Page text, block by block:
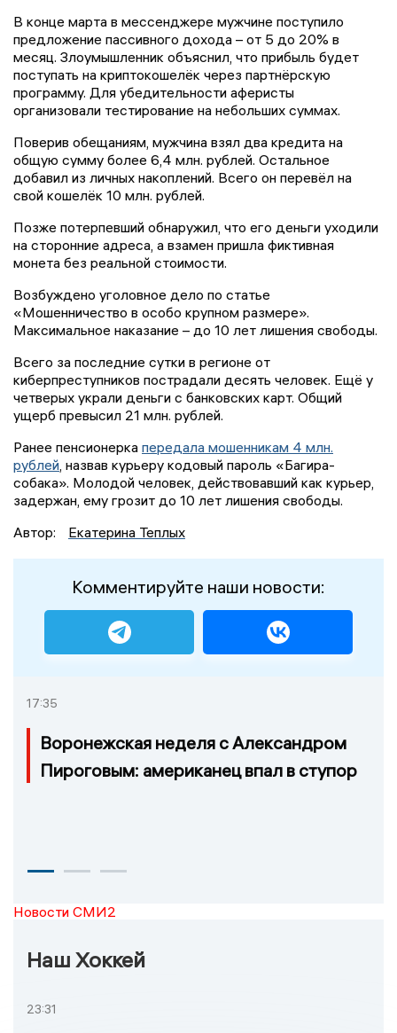
В конце марта в мессенджере мужчине поступило
предложение пассивного дохода – от 5 до 20% в
месяц. Злоумышленник объяснил, что прибыль будет
поступать на криптокошелёк через партнёрскую
программу. Для убедительности аферисты
организовали тестирование на небольших суммах.
Поверив обещаниям, мужчина взял два кредита на
общую сумму более 6,4 млн. рублей. Остальное
добавил из личных накоплений. Всего он перевёл на
свой кошелёк 10 млн. рублей.
Позже потерпевший обнаружил, что его деньги уходили
на сторонние адреса, а взамен пришла фиктивная
монета без реальной стоимости.
Возбуждено уголовное дело по статье
«Мошенничество в особо крупном размере».
Максимальное наказание – до 10 лет лишения свободы.
Всего за последние сутки в регионе от
киберпреступников пострадали десять человек. Ещё у
четверых украли деньги с банковских карт. Общий
ущерб превысил 21 млн. рублей.
Ранее пенсионерка передала мошенникам 4 млн.
рублей, назвав курьеру кодовый пароль «Багира-
собака». Молодой человек, действовавший как курьер,
задержан, ему грозит до 10 лет лишения свободы.
Автор:
Екатерина Теплых
Комментируйте наши новости:
17:35
Воронежская неделя с Александром
Пироговым: американец впал в ступор
Новости СМИ2
Наш Хоккей
23:31